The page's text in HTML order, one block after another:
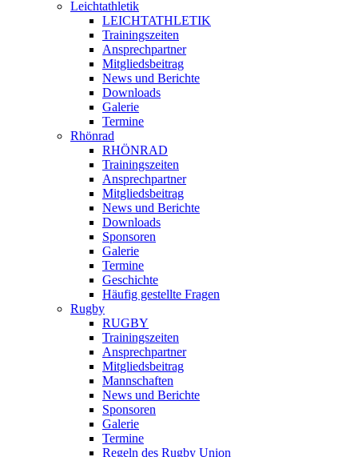
Leichtathletik
LEICHTATHLETIK
Trainingszeiten
Ansprechpartner
Mitgliedsbeitrag
News und Berichte
Downloads
Galerie
Termine
Rhönrad
RHÖNRAD
Trainingszeiten
Ansprechpartner
Mitgliedsbeitrag
News und Berichte
Downloads
Sponsoren
Galerie
Termine
Geschichte
Häufig gestellte Fragen
Rugby
RUGBY
Trainingszeiten
Ansprechpartner
Mitgliedsbeitrag
Mannschaften
News und Berichte
Sponsoren
Galerie
Termine
Regeln des Rugby Union